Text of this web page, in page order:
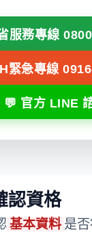
認資格
基本資料 是
服務專線
緊急專線
💬 官方 LINE